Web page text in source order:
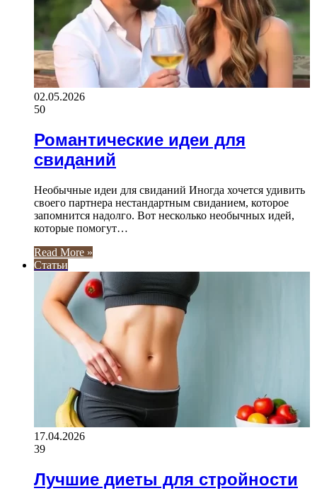
02.05.2026
50
Романтические идеи для
свиданий
Необычные идеи для свиданий Иногда хочется удивить
своего партнера нестандартным свиданием, которое
запомнится надолго. Вот несколько необычных идей,
которые помогут…
Read More »
Статьи
17.04.2026
39
Лучшие диеты для стройности